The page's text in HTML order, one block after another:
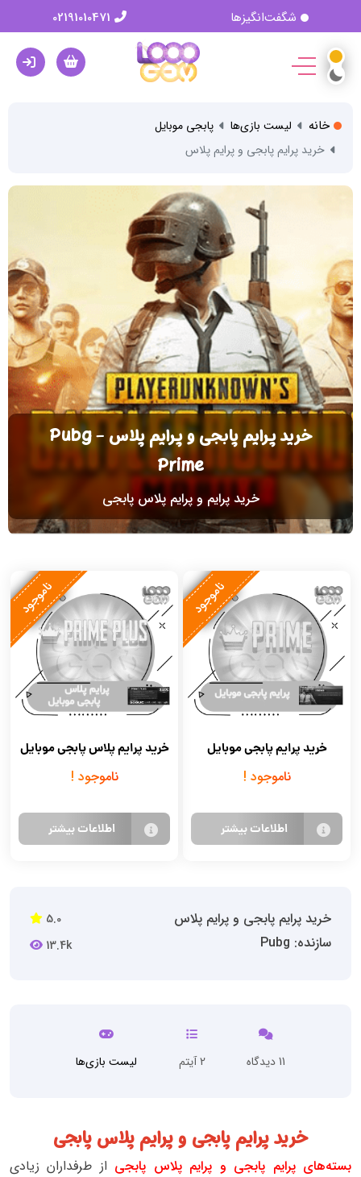
شگفت‌انگیزها
خانه لیست بازی‌ها
پابجی موبایل
خرید پرایم پابجی و پرایم پلاس
خرید پرایم پابجی و پرایم پلاس - Pubg
Prime
خرید پرایم و پرایم پلاس پابجی
ناموجود
خرید پرایم پابجی موبایل
ناموجود !
اطلاعات بیشتر
ناموجود
خرید پرایم پلاس پابجی موبایل
ناموجود !
اطلاعات بیشتر
خرید پرایم پابجی و پرایم پلاس
سازنده: Pubg
5.0
13.4k
11 دیدگاه 2 آیتم لیست بازی‌ها
خرید پرایم پابجی و پرایم پلاس پابجی
بسته‌های پرایم پابجی و پرایم پلاس پابجی از طرفداران زیادی